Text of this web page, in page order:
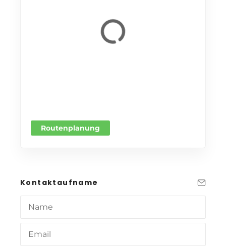
Routenplanung
Kontaktaufname